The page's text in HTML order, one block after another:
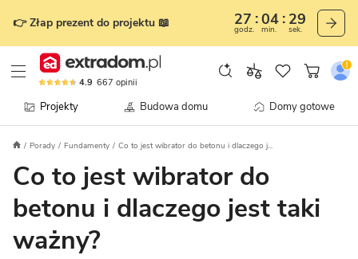
👉 Złap prezent do projektu 📖 27
godz.
04
min.
28
sek.
4.9 667 opinii
Projekty Budowa domu Domy gotowe
Porady Fundamenty Co to jest wibrator do betonu i dlaczego j...
Co to jest wibrator do
betonu i dlaczego jest taki
ważny?